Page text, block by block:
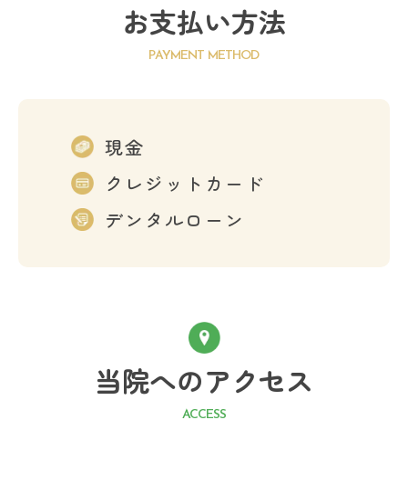
お支払い方法
PAYMENT METHOD
現金
クレジットカード
デンタルローン
当院へのアクセス
ACCESS